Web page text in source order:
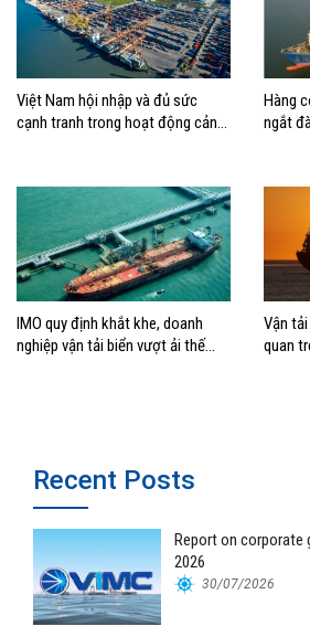
Việt Nam hội nhập và đủ sức
cạnh tranh trong hoạt động cảng
Hàng
ngắt
IMO quy định khắt khe, doanh
nghiệp vận tải biển vượt ải thế
Vận
quan
Recent Posts
Report on
2026
30/07/2026